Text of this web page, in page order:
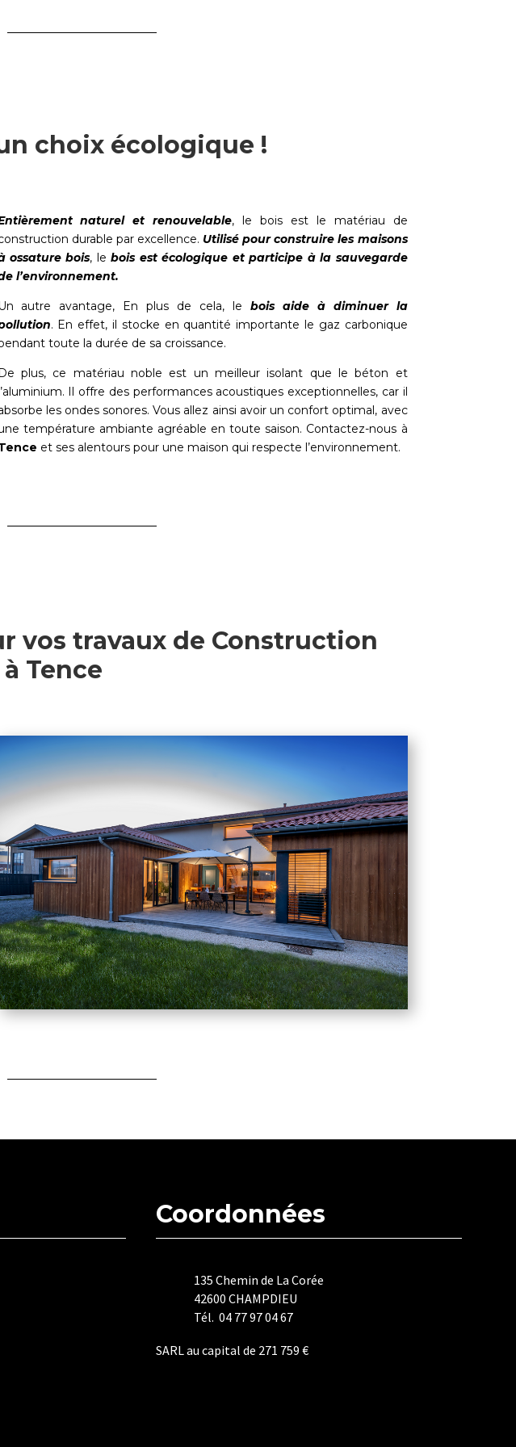
choix écologique !
naturel et renouvelable, le bois est le matériau de
durable par excellence. Utilisé pour construire les maisons
ossature bois, lebois est écologique et participe à la sauvegarde
l’environnement.
autre avantage, En plus de cela, le bois aide à diminuer la
. En effet, il stocke en quantité importante le gaz carbonique
toute la durée de sa croissance.
plus, ce matériau noble est un meilleur isolant que le béton et
Il offre des performances acoustiques exceptionnelles, car il
les ondes sonores. Vous allez ainsi avoir un confort optimal, avec
température ambiante agréable en toute saison. Contactez-nous à
et ses alentours pour une maison qui respecte l’environnement.
vos travaux de Construction
Tence
Coordonnées
135 Chemin de La Corée
42600 CHAMPDIEU
Tél. 04 77 97 04 67
SARL au capital de 271 759 €